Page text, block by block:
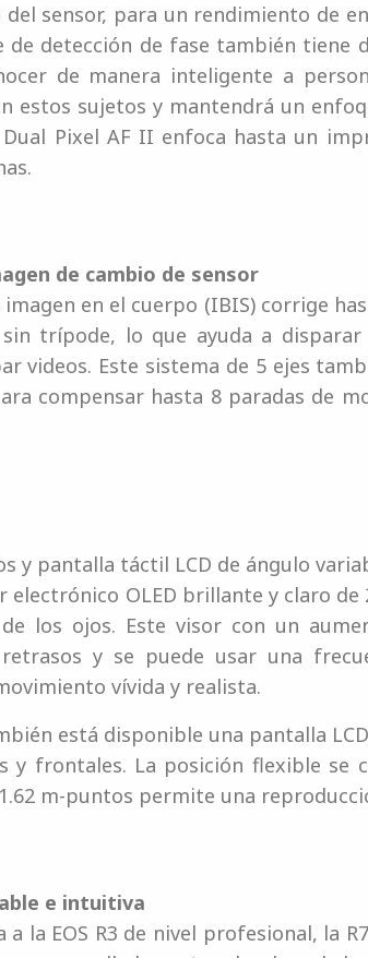
sensor, para un rendimiento de
de detección de fase también tiene
de manera inteligente a
estos sujetos y mantendrá un
Pixel AF II enfoca hasta un
de cambio de sensor
en el cuerpo (IBIS) corrige
trípode, lo que ayuda a
videos. Este sistema de 5 ejes
compensar hasta 8 paradas de
y pantalla táctil LCD de ángulo
electrónico OLED brillante y claro
los ojos. Este visor con un
y se puede usar una
vívida y realista.
está disponible una pantalla
y frontales. La posición flexible
m-puntos permite una
e intuitiva
a la EOS R3 de nivel profesional, la